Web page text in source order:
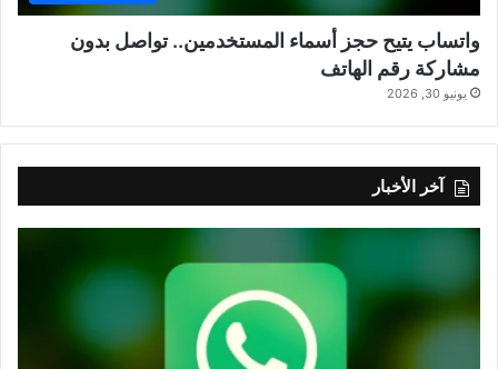
واتساب يتيح حجز أسماء المستخدمين.. تواصل بدون
مشاركة رقم الهاتف
يونيو 30, 2026
آخر الأخبار